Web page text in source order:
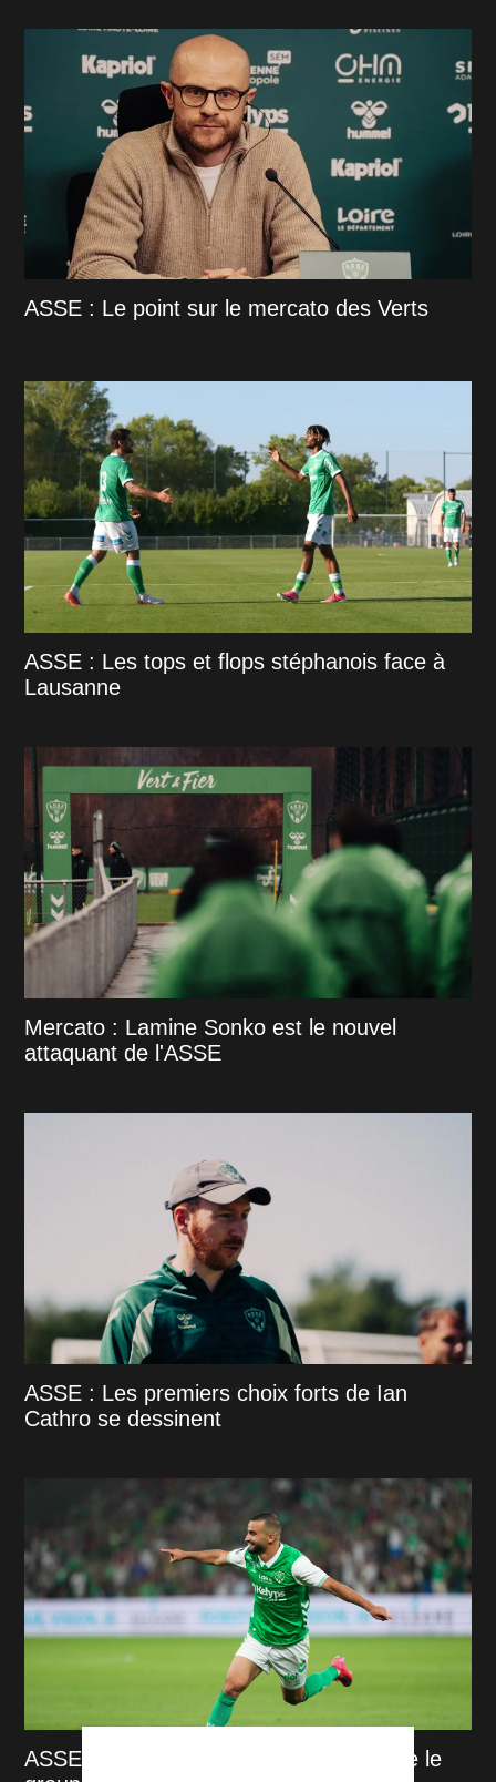
ASSE : Le point sur le mercato des Verts
ASSE : Les tops et flops stéphanois face à
Lausanne
Mercato : Lamine Sonko est le nouvel
attaquant de l'ASSE
ASSE : Les premiers choix forts de Ian
Cathro se dessinent
ASSE : Ces 3 renforts qui vont rejoindre le